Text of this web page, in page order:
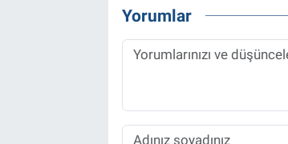
Yorumlar